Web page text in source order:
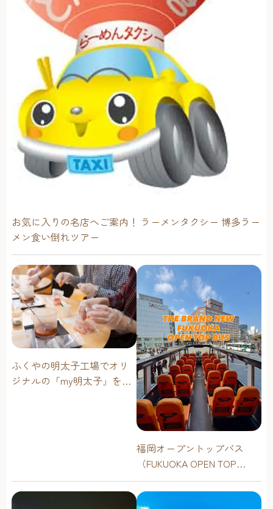
お気に入りの名店へご案内！ ラーメンタクシー 博多ラー
メン食い倒れツアー
ふくやの明太子工場でオリ
ジナルの「my明太子」を作
福岡オープントップバス
（FUKUOKA OPEN TOP
BUS）